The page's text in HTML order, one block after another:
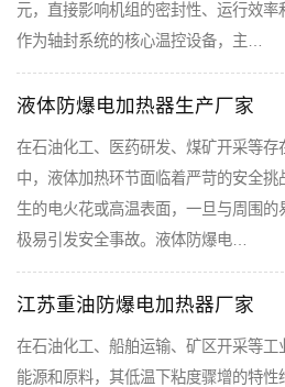
元，直接影响机组的密封性、运行效
作为轴封系统的核心温控设备，主…
液体防爆电加热器生产厂家
在石油化工、医药研发、煤矿开采等
中，液体加热环节面临着严苛的安全
生的电火花或高温表面，一旦与周围的
极易引发安全事故。液体防爆电…
江苏重油防爆电加热器厂家
在石油化工、船舶运输、矿区开采等
能源和原料，其低温下粘度骤增的特